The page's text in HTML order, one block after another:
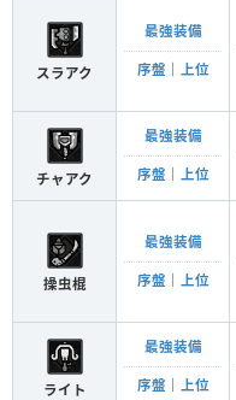
スラアク
最強装備
序盤 上位
チャアク
最強装備
序盤 上位
操虫棍
最強装備
序盤 上位
ライト
最強装備
序盤 上位